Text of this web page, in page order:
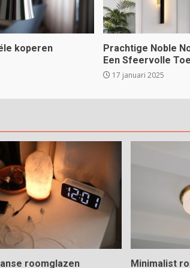
koperen
Prachtige Noble
Een Sfeervolle
17 januari 2025
roomglazen Minimalist